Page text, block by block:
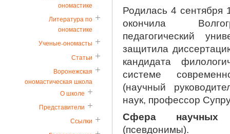
Родилась 4 сентября
окончила
педагогический
защитила
кандидата
системе
(научный
наук, профессор
Сфера научных
(псевдонимы).
ономастике
Литература по
ономастике
Ученые-ономасты
Статьи
Воронежская
ономастическая школа
О школе
Представители
Ссылки